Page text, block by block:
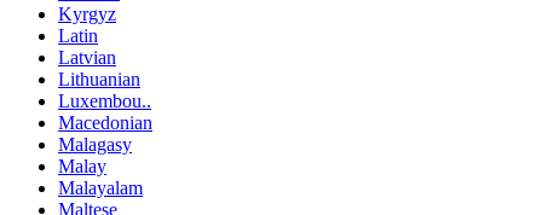
Kyrgyz
Latin
Latvian
Lithuanian
Luxembou..
Macedonian
Malagasy
Malay
Malayalam
Maltese